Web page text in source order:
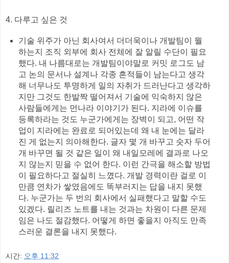
4. 다루고 싶은 것
기술 위주가 아닌 회사여서 더더욱이나 개발팀이 뭘
하는지 조직 외부에 회사 전체에 잘 알릴 수단이 필요
했다. 내 나름대로는 개발팀이야말로 커밋 로그도 남
고 논의 문서나 설계나 각종 흔적들이 남는다고 생각
해 너무나도 투명하게 일의 자취가 드러난다고 생각하
지만 그것도 한발짝 떨어져서 기술에 익숙하지 않은
사람들에게는 먼나라 이야기가 된다. 지라에 이슈를
등록하라는 것도 누군가에게는 장벽이 되고, 어떤 작
업이 지라에는 완료로 되어있는데 왜 내 눈에는 달라
진 게 없는지 의아해한다. 글자 몇 개 바꾸고 숫자 두어
개 바꾸면 될 것 같은 일이 왜 내일모레에 결과로 나오
지 않는지 믿을 수 없어 한다. 이런 간극을 해소할 방법
이 필요하다고 절실히 느꼈다. 개발 경력이란 걸로 이
만큼 연차가 쌓였음에도 똑부러지는 답을 내지 못했
다. 누군가는 두 번의 회사에서 실패했다고 말할 수도
있겠다. 릴리즈 노트를 내는 것과는 차원이 다른 문제
임은 나도 절감했다. 어떻게 하면 좋을지 아직도 만족
스러운 결론을 내지 못했다.
시간: 오후 11:32